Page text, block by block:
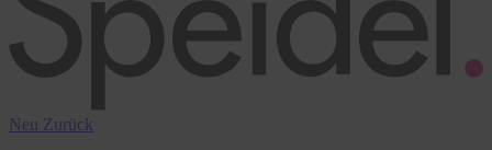
Neu Zurück